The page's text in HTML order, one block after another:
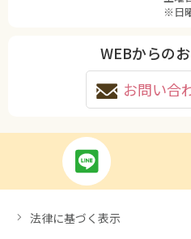
※日
WEBからの
お問い合
法律に基づく表示